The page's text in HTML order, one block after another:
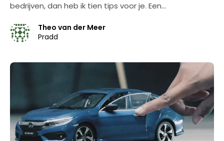
bedrijven, dan heb ik tien tips voor je. Een…
Theo van der Meer
Pradd